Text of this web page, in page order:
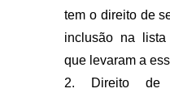
tem o direito de
inclusão na
que levaram a
2. Direito de